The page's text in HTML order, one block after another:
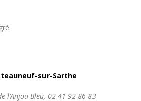
sur-Sarthe
l’Anjou Bleu, 02 41 92 86 83